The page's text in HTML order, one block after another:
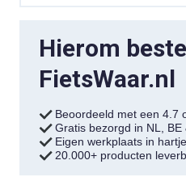
Hierom
FietsWaar.nl
Beoordeeld met een 4.7
Gratis bezorgd in NL, BE
Eigen werkplaats in
20.000+ producten